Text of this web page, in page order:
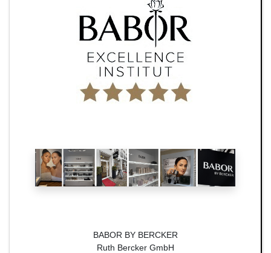
BABOR BY BERCKER
Ruth Bercker GmbH